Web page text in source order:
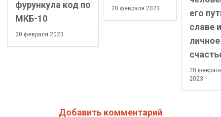
фурункула код по
МКБ-10
20 февраля 2023
20 февраля 2023
его
славе и
личное
20
2023
Добавить комментарий